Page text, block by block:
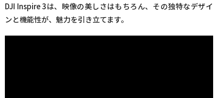
DJI Inspire 3は、映像の美しさはもちろん、その独特なデザイ
ンと機能性が、魅力を引き立てます。